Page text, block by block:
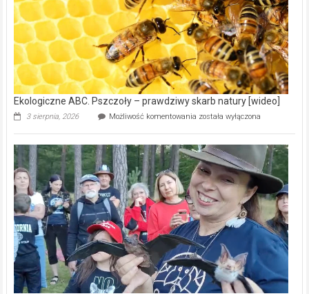
15,6
mln
na
modernizację
oczyszczalni
ścieków
[wideo]
Ekologiczne ABC. Pszczoły – prawdziwy skarb natury [wideo]
3 sierpnia, 2026 Możliwość komentowania Ekologiczne
–
prawdziwy
skarb
natury
[wideo]
została wyłączona